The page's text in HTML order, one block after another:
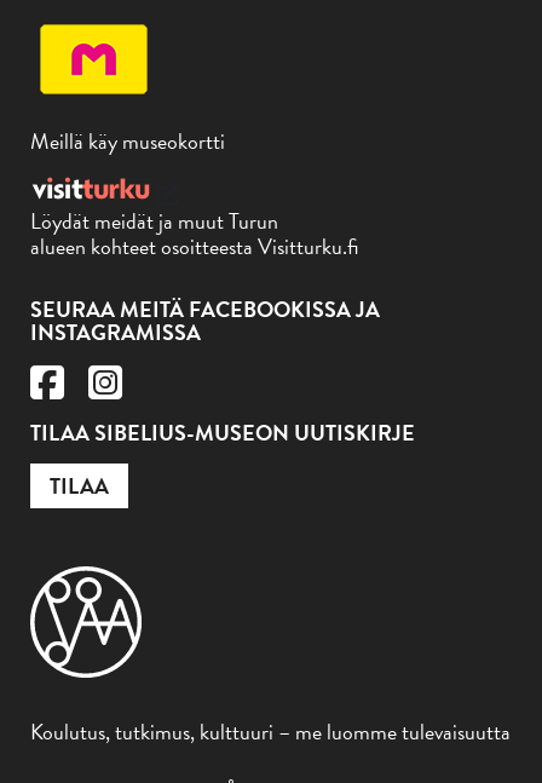
Meillä käy museokortti
Löydät meidät ja muut Turun
alueen kohteet osoitteesta Visitturku.fi
SEURAA MEITÄ FACEBOOKISSA JA
INSTAGRAMISSA
TILAA SIBELIUS-MUSEON UUTISKIRJE
TILAA
Koulutus, tutkimus, kulttuuri – me luomme tulevaisuutta